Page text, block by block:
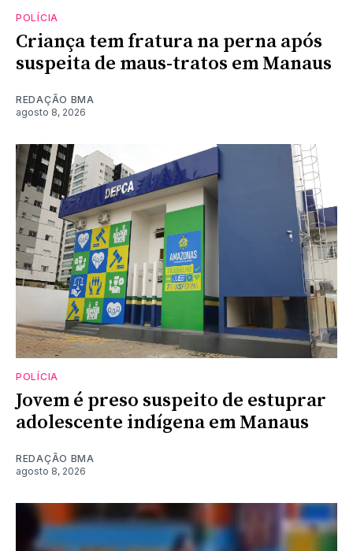
POLÍCIA
Criança tem fratura na perna após
suspeita de maus-tratos em Manaus
REDAÇÃO BMA
agosto 8, 2026
POLÍCIA
Jovem é preso suspeito de estuprar
adolescente indígena em Manaus
REDAÇÃO BMA
agosto 8, 2026